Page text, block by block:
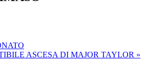
ASCESA DI MAJOR TAYLOR »